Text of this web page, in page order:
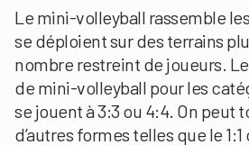
Le mini-volleyball rassemble
se déploient sur des terrains
nombre restreint de joueurs.
de mini-volleyball pour les
se jouent à 3:3 ou 4:4. On peut
d’autres formes telles que le 1:1